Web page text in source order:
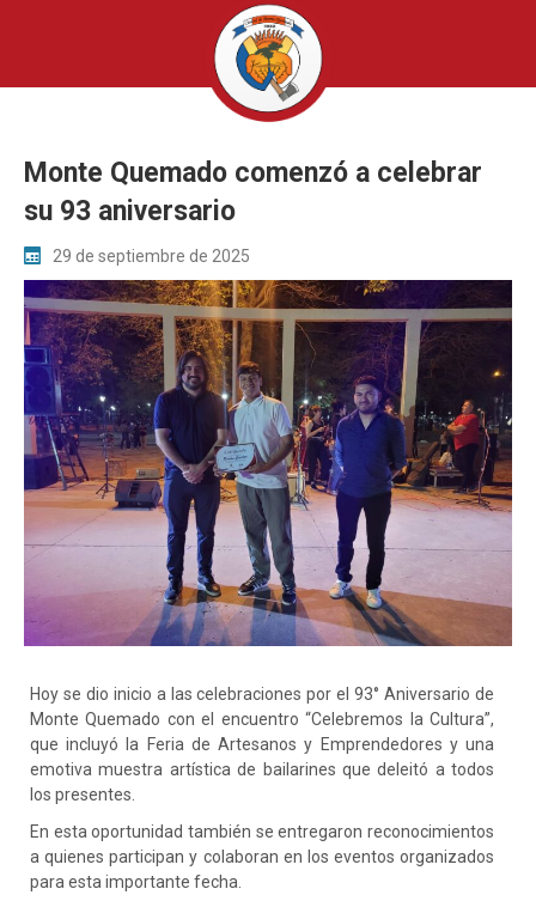
Monte Quemado comenzó a celebrar
su 93 aniversario
29 de septiembre de 2025
Hoy se dio inicio a las celebraciones por el 93° Aniversario de
Monte Quemado con el encuentro “Celebremos la Cultura”,
que incluyó la Feria de Artesanos y Emprendedores y una
emotiva muestra artística de bailarines que deleitó a todos
los presentes.
En esta oportunidad también se entregaron reconocimientos
a quienes participan y colaboran en los eventos organizados
para esta importante fecha.